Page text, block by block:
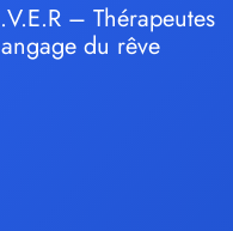
– Thérapeutes
du rêve